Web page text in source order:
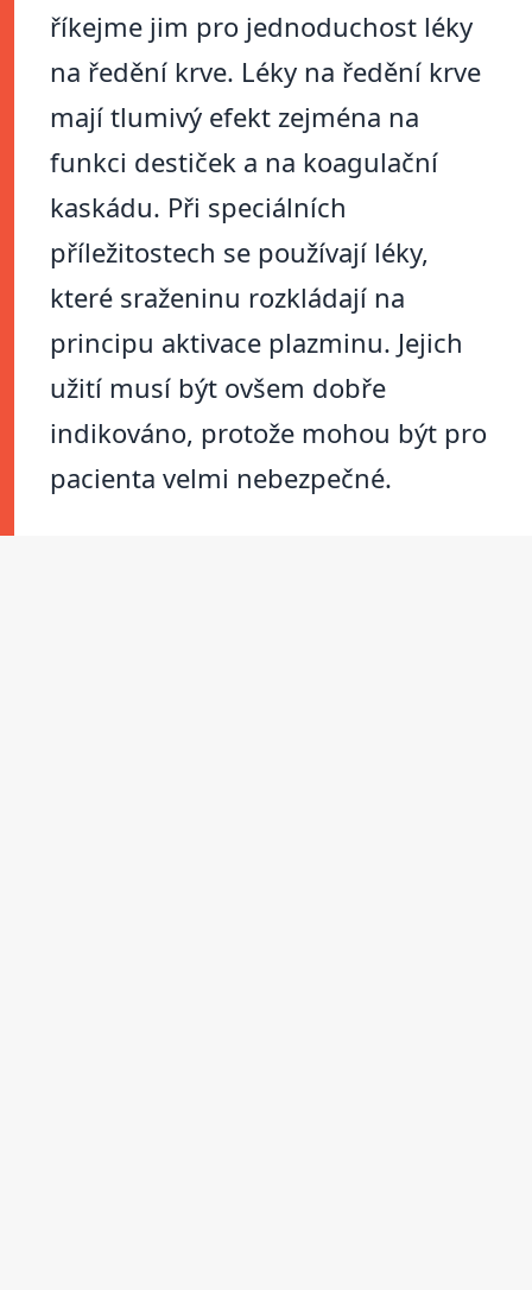
říkejme jim pro jednoduchost léky
na ředění krve. Léky na ředění krve
mají tlumivý efekt zejména na
funkci destiček a na koagulační
kaskádu. Při speciálních
příležitostech se používají léky,
které sraženinu rozkládají na
principu aktivace plazminu. Jejich
užití musí být ovšem dobře
indikováno, protože mohou být pro
pacienta velmi nebezpečné.